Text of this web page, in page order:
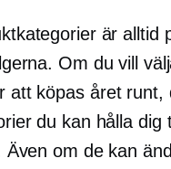
är alltid
Om du vill
att köpas året runt,
du kan hålla dig
Även om de kan